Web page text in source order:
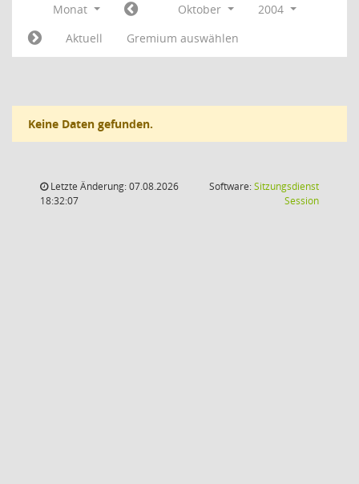
Monat Oktober
2004
Aktuell
Gremium auswählen
Keine Daten gefunden.
Letzte Änderung: 07.08.2026
18:32:07
Software:Sitzungsdienst
Session(Wird in